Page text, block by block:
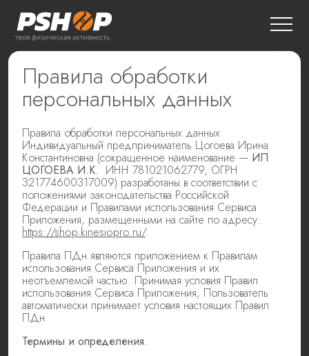
Правила обработки
персональных данных
Правила обработки персональных данных
Индивидуальный предприниматель Цогоева Ирина
Константиновна (сокращенное наименование — ИП
ЦОГОЕВА И.К. ИНН 781021062779, ОГРН
321774600317009) разработаны в соответствии с
положениями законодательства Российской
Федерации и Правилами использования Сервиса
Приложения, размещенными на сайте по адресу:
https://shop.kinesiopro.ru/.
Правила ПДн являются приложением к Правилам
использования Сервиса Приложения и их
неотъемлемой частью. Принимая условия Правил
использования Сервиса Приложения, Пользователь
автоматически принимает условия настоящих Правил
ПДн.
Термины и определения.